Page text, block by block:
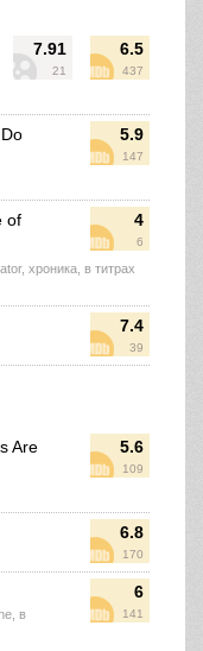
7.91
21
6.5
437
5.9
147
4
6
of
хроника, в титрах
7.4
39
5.6
109
Are
6.8
170
6
141
в